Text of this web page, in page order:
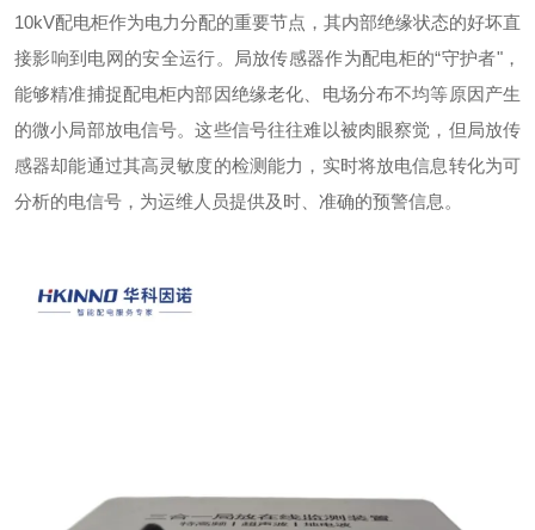
10kV配电柜作为电力分配的重要节点，其内部绝缘状态的好坏直
接影响到电网的安全运行。局放传感器作为配电柜的“守护者"，
能够精准捕捉配电柜内部因绝缘老化、电场分布不均等原因产生
的微小局部放电信号。这些信号往往难以被肉眼察觉，但局放传
感器却能通过其高灵敏度的检测能力，实时将放电信息转化为可
分析的电信号，为运维人员提供及时、准确的预警信息。